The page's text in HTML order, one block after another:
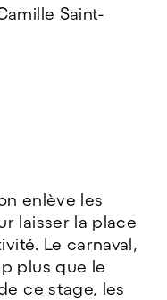
Saint-
enlève les
laisser la place
Le carnaval,
plus que le
ce stage, les